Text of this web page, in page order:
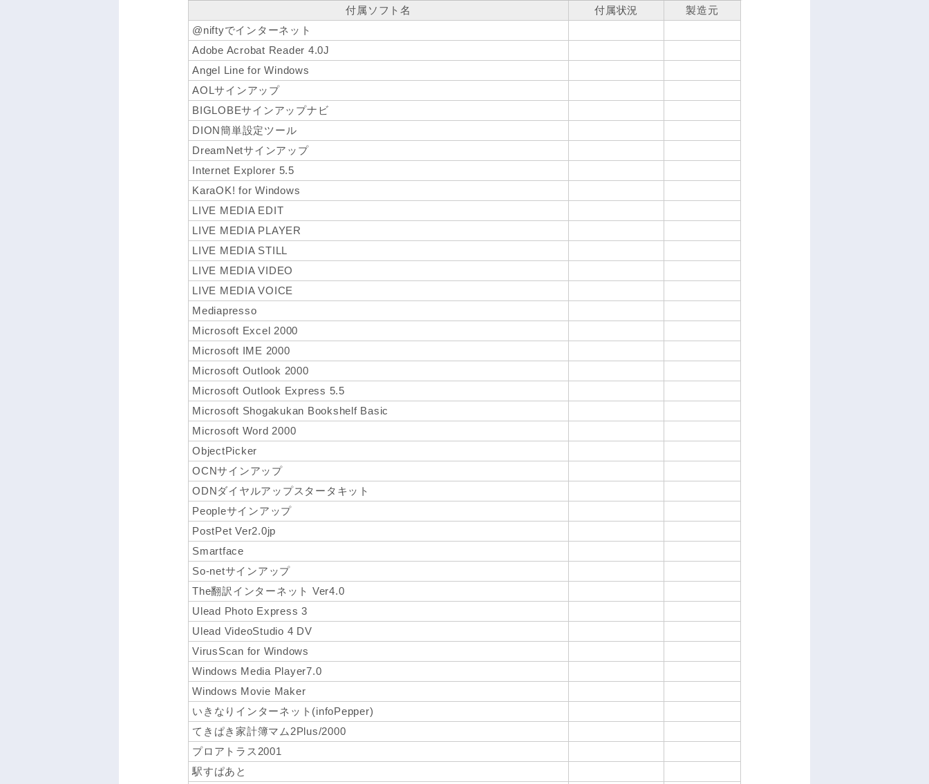
付属ソフト名
付属状況
製造元
@niftyでインターネット
Adobe Acrobat Reader 4.0J
Angel Line for Windows
AOLサインアップ
BIGLOBEサインアップナビ
DION簡単設定ツール
DreamNetサインアップ
Internet Explorer 5.5
KaraOK! for Windows
LIVE MEDIA EDIT
LIVE MEDIA PLAYER
LIVE MEDIA STILL
LIVE MEDIA VIDEO
LIVE MEDIA VOICE
Mediapresso
Microsoft Excel 2000
Microsoft IME 2000
Microsoft Outlook 2000
Microsoft Outlook Express 5.5
Microsoft Shogakukan Bookshelf Basic
Microsoft Word 2000
ObjectPicker
OCNサインアップ
ODNダイヤルアップスタータキット
Peopleサインアップ
PostPet Ver2.0jp
Smartface
So-netサインアップ
The翻訳インターネット Ver4.0
Ulead Photo Express 3
Ulead VideoStudio 4 DV
VirusScan for Windows
Windows Media Player7.0
Windows Movie Maker
いきなりインターネット(infoPepper)
てきぱき家計簿マム2Plus/2000
プロアトラス2001
駅すぱあと